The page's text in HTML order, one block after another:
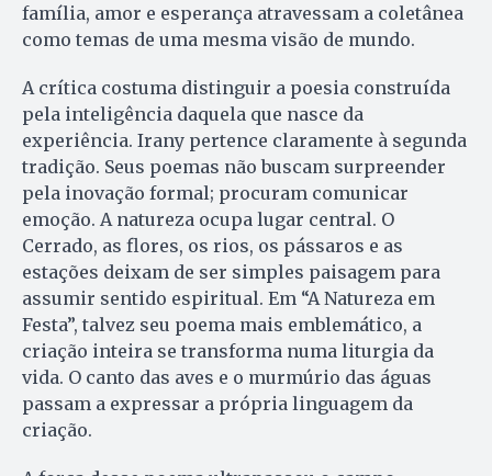
família, amor e esperança atravessam a coletânea
como temas de uma mesma visão de mundo.
A crítica costuma distinguir a poesia construída
pela inteligência daquela que nasce da
experiência. Irany pertence claramente à segunda
tradição. Seus poemas não buscam surpreender
pela inovação formal; procuram comunicar
emoção. A natureza ocupa lugar central. O
Cerrado, as flores, os rios, os pássaros e as
estações deixam de ser simples paisagem para
assumir sentido espiritual. Em “A Natureza em
Festa”, talvez seu poema mais emblemático, a
criação inteira se transforma numa liturgia da
vida. O canto das aves e o murmúrio das águas
passam a expressar a própria linguagem da
criação.